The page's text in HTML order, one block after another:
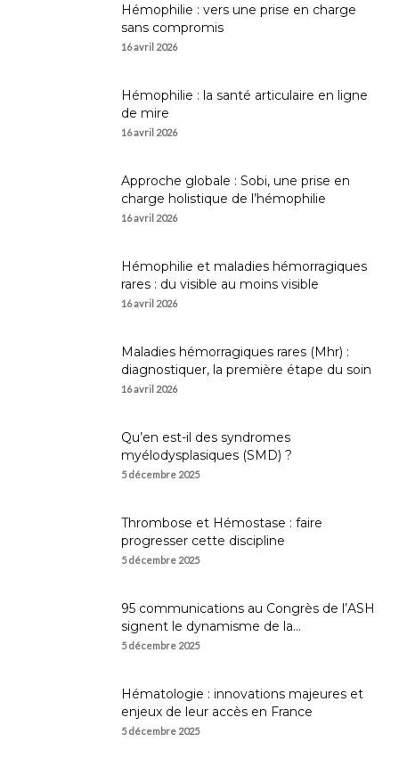
Hémophilie : vers une prise en charge
sans compromis
16 avril 2026
Hémophilie : la santé articulaire en ligne
de mire
16 avril 2026
Approche globale : Sobi, une prise en
charge holistique de l’hémophilie
16 avril 2026
Hémophilie et maladies hémorragiques
rares : du visible au moins visible
16 avril 2026
Maladies hémorragiques rares (Mhr) :
diagnostiquer, la première étape du soin
16 avril 2026
Qu’en est-il des syndromes
myélodysplasiques (SMD) ?
5 décembre 2025
Thrombose et Hémostase : faire
progresser cette discipline
5 décembre 2025
95 communications au Congrès de l’ASH
signent le dynamisme de la...
5 décembre 2025
Hématologie : innovations majeures et
enjeux de leur accès en France
5 décembre 2025